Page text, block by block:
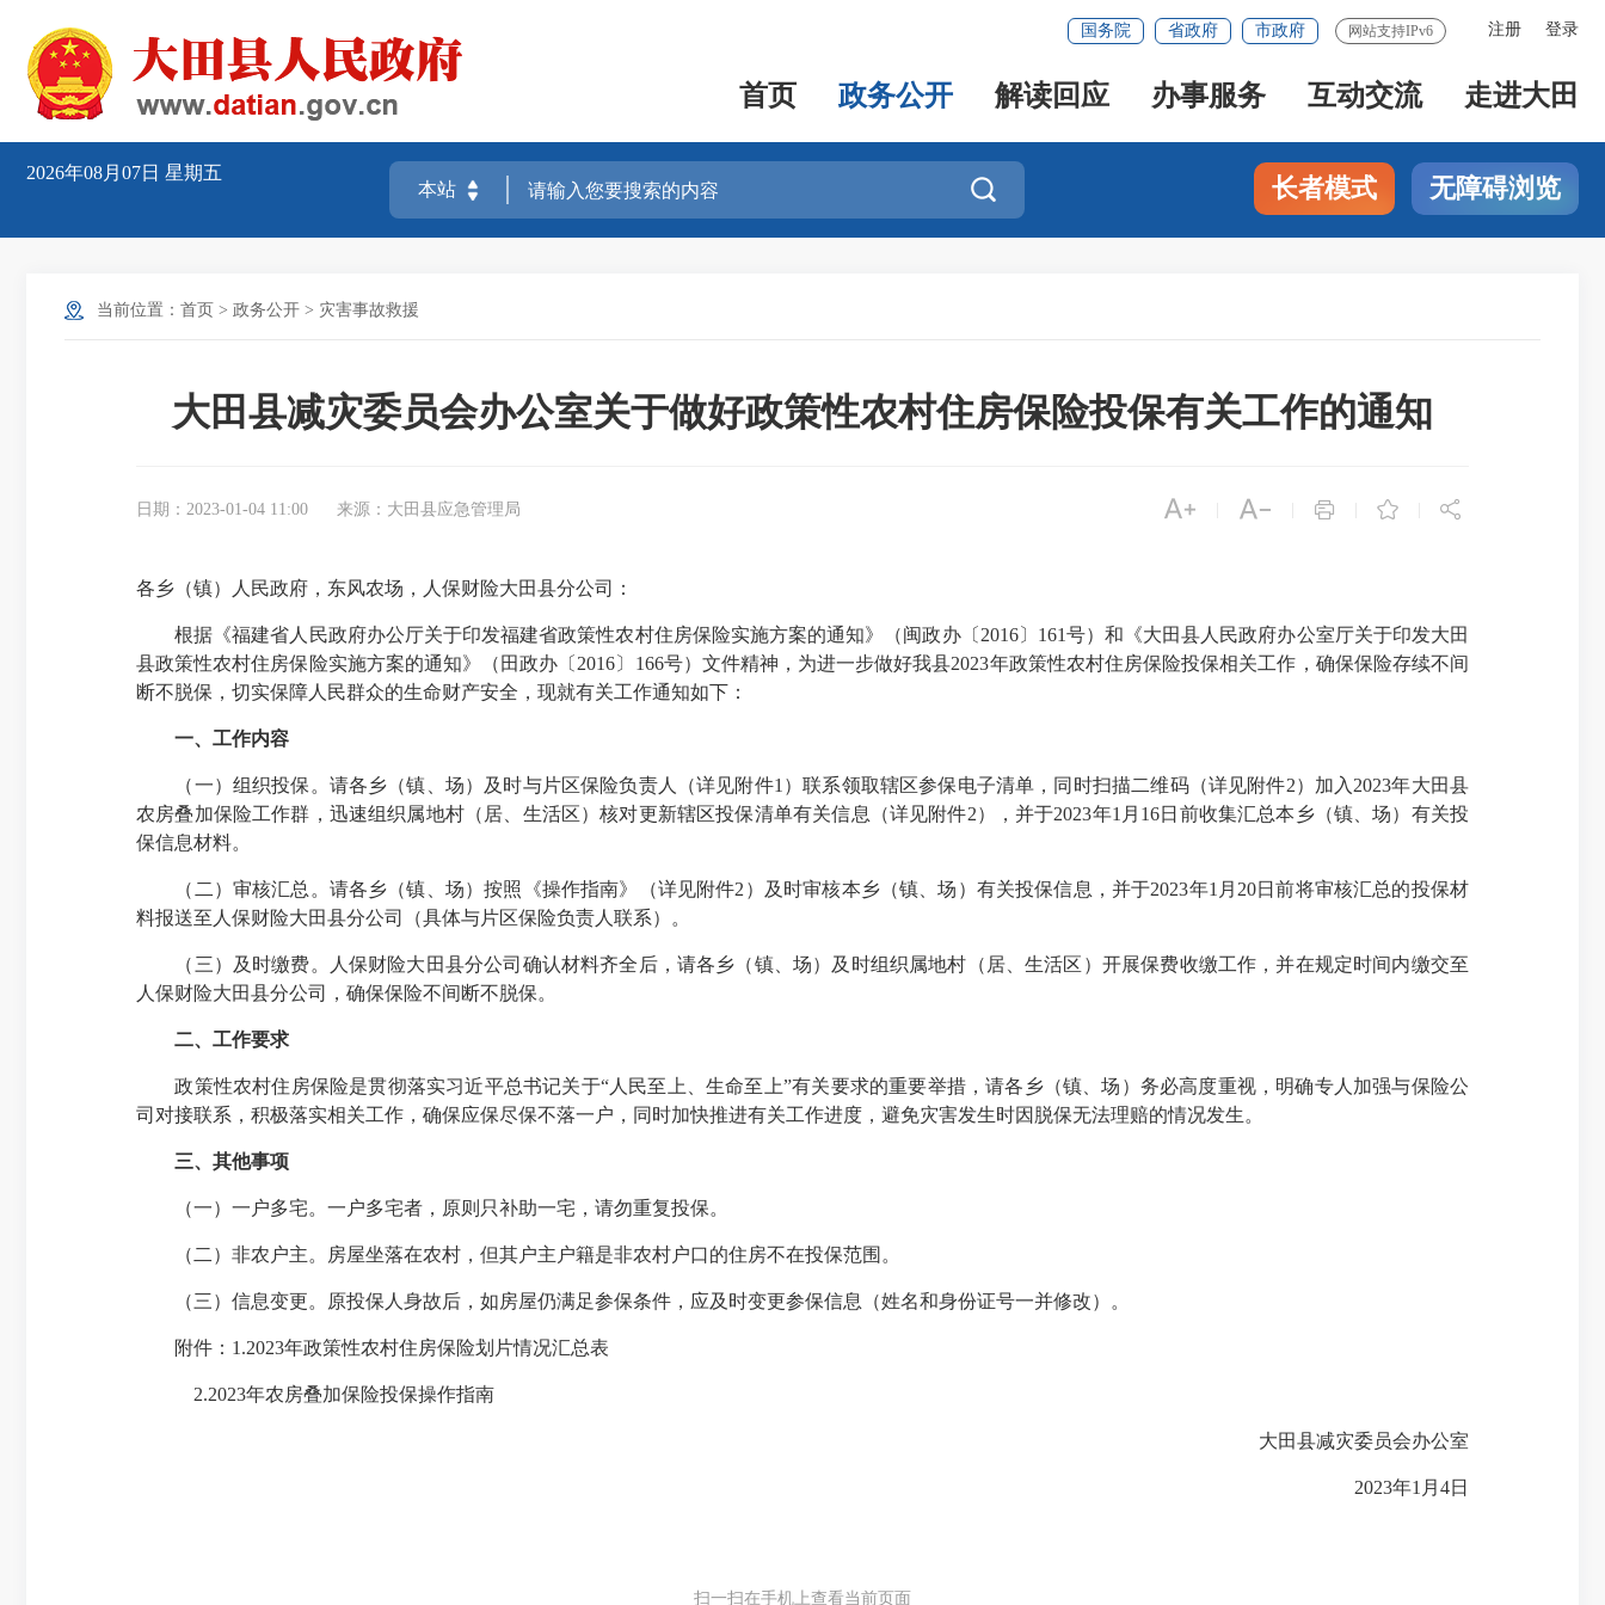
注册 登录
国务院 省政府 市政府 网站支持IPv6
首页 政务公开 解读回应 办事服务 互动交流 走进大田
2026年08月07日 星期五
 长者模式 无障碍浏览
当前位置： 首页 > 政务公开 > 灾害事故救援
大田县减灾委员会办公室关于做好政策性农村住房保险投保有关工作的通知
日期：2023-01-04 11:00 来源：大田县应急管理局     
各乡（镇）人民政府，东风农场，人保财险大田县分公司：
根据《福建省人民政府办公厅关于印发福建省政策性农村住房保险实施方案的通知》（闽政办〔2016〕161号）和《大田县人民政府办公室厅关于印发大田
县政策性农村住房保险实施方案的通知》（田政办〔2016〕166号）文件精神，为进一步做好我县2023年政策性农村住房保险投保相关工作，确保保险存续不间
断不脱保，切实保障人民群众的生命财产安全，现就有关工作通知如下：
一、工作内容
（一）组织投保。请各乡（镇、场）及时与片区保险负责人（详见附件1）联系领取辖区参保电子清单，同时扫描二维码（详见附件2）加入2023年大田县
农房叠加保险工作群，迅速组织属地村（居、生活区）核对更新辖区投保清单有关信息（详见附件2），并于2023年1月16日前收集汇总本乡（镇、场）有关投
保信息材料。
（二）审核汇总。请各乡（镇、场）按照《操作指南》（详见附件2）及时审核本乡（镇、场）有关投保信息，并于2023年1月20日前将审核汇总的投保材
料报送至人保财险大田县分公司（具体与片区保险负责人联系）。
（三）及时缴费。人保财险大田县分公司确认材料齐全后，请各乡（镇、场）及时组织属地村（居、生活区）开展保费收缴工作，并在规定时间内缴交至
人保财险大田县分公司，确保保险不间断不脱保。
二、工作要求
政策性农村住房保险是贯彻落实习近平总书记关于“人民至上、生命至上”有关要求的重要举措，请各乡（镇、场）务必高度重视，明确专人加强与保险公
司对接联系，积极落实相关工作，确保应保尽保不落一户，同时加快推进有关工作进度，避免灾害发生时因脱保无法理赔的情况发生。
三、其他事项
（一）一户多宅。一户多宅者，原则只补助一宅，请勿重复投保。
（二）非农户主。房屋坐落在农村，但其户主户籍是非农村户口的住房不在投保范围。
（三）信息变更。原投保人身故后，如房屋仍满足参保条件，应及时变更参保信息（姓名和身份证号一并修改）。
附件：1.2023年政策性农村住房保险划片情况汇总表
2.2023年农房叠加保险投保操作指南
大田县减灾委员会办公室
2023年1月4日
扫一扫在手机上查看当前页面